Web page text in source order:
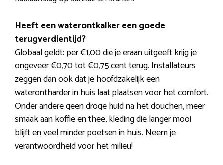
Heeft een waterontkalker een goede
terugverdientijd?
Globaal geldt: per €1,00 die je eraan uitgeeft krijg je
ongeveer €0,70 tot €0,75 cent terug. Installateurs
zeggen dan ook dat je hoofdzakelijk een
waterontharder in huis laat plaatsen voor het comfort.
Onder andere geen droge huid na het douchen, meer
smaak aan koffie en thee, kleding die langer mooi
blijft en veel minder poetsen in huis. Neem je
verantwoordheid voor het milieu!